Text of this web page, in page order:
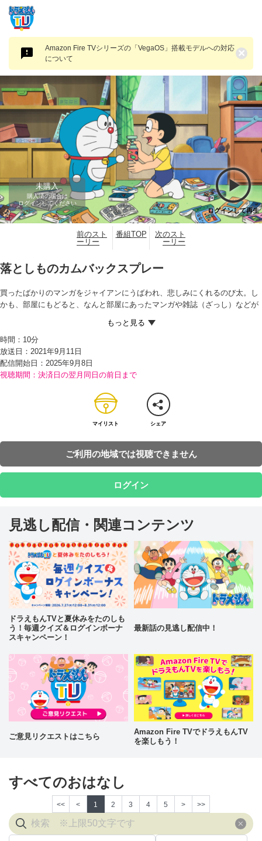
Amazon Fire TVシリーズの「VegaOS」搭載モデルへの対応
について
×
未購入
購入済の場合は
ログインしてください
ログインして再生
前のスト
ーリー
番組TOP
次のスト
ーリー
落としものカムバックスプレー
買ったばかりのマンガをジャイアンにうばわれ、悲しみにくれるのび太。し
かも、部屋にもどると、なんと部屋にあったマンガや雑誌（ざっし）などが
っても勉強をしないのび太におこったママが、今朝ゴミとして出してしまっ
たのだという。
生きる希望を失った…と落ちこむのび太を見て、「マンガはもうすぐ帰って
くる」と声をかけるドラえもん。のび太が顔を上げると、なんと窓（まど）
の外からマンガの群れが飛んで来て、次々と部屋の中に入ってきたからビッ
ドラえもんによると、あらかじめ『落としものカムバックスプレー』をスプ
レーしておいたのだという。これを使うと、どこかに落としてもなくして
も、必ず持ち主の家に帰ってくるのだ。大よろこびしたのび太は、部屋中の
これでだいじょうぶだと安心し、調子に乗ったのび太は、ママのおつかいを
ことわると、舌（した）を出して挑戦（ちょうせん）的な態度（たいど）を
取り、ママをおこらせるが…!?
時間： 10分
放送日：2021年9月11日
配信開始日： 2025年9月8日
視聴期間：決済日の翌月同日の前日まで
マイリスト シェア
ご利用の地域では視聴できません
ログイン
見逃し配信・関連コンテンツ
ドラえもんTVと夏休みをたのしも
う！毎週クイズ＆ログインボーナ
スキャンペーン！
最新話の見逃し配信中！
ご意見リクエストはこちら
Amazon Fire TVでドラえもんTV
を楽しもう！
すべてのおはなし
<< < 1 2 3 4 5 > >>